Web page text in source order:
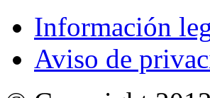
Información
Aviso de